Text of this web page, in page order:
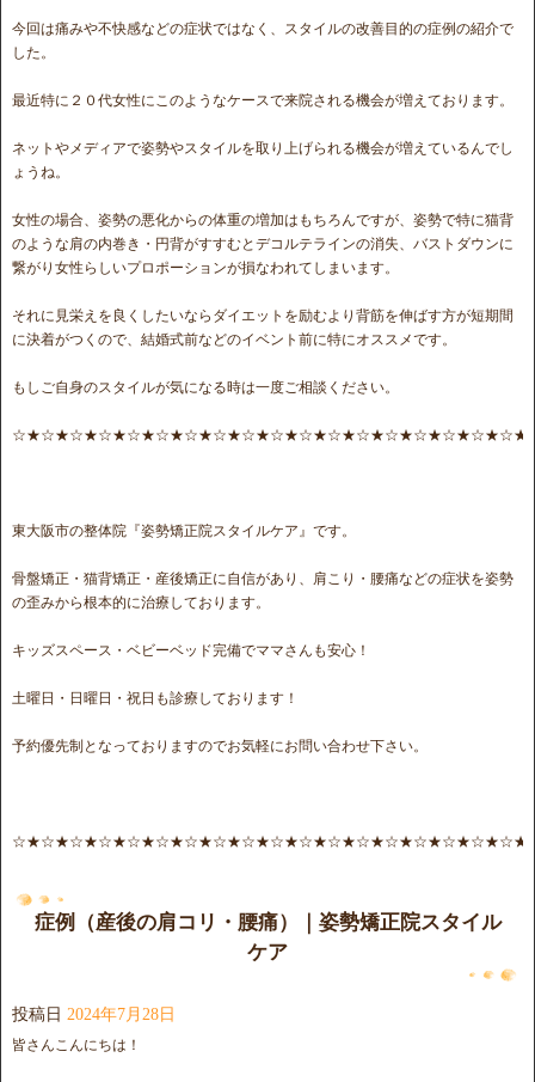
今回は痛みや不快感などの症状ではなく、スタイルの改善目的の症例の紹介で
した。
最近特に２０代女性にこのようなケースで来院される機会が増えております。
ネットやメディアで姿勢やスタイルを取り上げられる機会が増えているんでし
ょうね。
女性の場合、姿勢の悪化からの体重の増加はもちろんですが、姿勢で特に猫背
のような肩の内巻き・円背がすすむとデコルテラインの消失、バストダウンに
繋がり女性らしいプロポーションが損なわれてしまいます。
それに見栄えを良くしたいならダイエットを励むより背筋を伸ばす方が短期間
に決着がつくので、結婚式前などのイベント前に特にオススメです。
もしご自身のスタイルが気になる時は一度ご相談ください。
東大阪市の整体院『姿勢矯正院スタイルケア』です。
骨盤矯正・猫背矯正・産後矯正に自信があり、肩こり・腰痛などの症状を姿勢
の歪みから根本的に治療しております。
キッズスペース・ベビーベッド完備でママさんも安心！
土曜日・日曜日・祝日も診療しております！
予約優先制となっておりますのでお気軽にお問い合わせ下さい。
症例（産後の肩コリ・腰痛）｜姿勢矯正院スタイル
ケア
投稿日 2024年7月28日
皆さんこんにちは！